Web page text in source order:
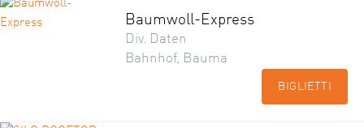
Baumwoll-Express
Div. Daten
Bahnhof, Bauma
BIGLIETTI